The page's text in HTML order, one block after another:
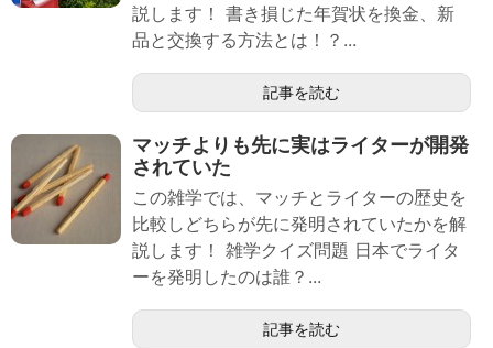
説します！ 書き損じた年賀状を換金、新
品と交換する方法とは！？...
記事を読む
マッチよりも先に実はライターが開発
されていた
この雑学では、マッチとライターの歴史を
比較しどちらが先に発明されていたかを解
説します！ 雑学クイズ問題 日本でライタ
ーを発明したのは誰？...
記事を読む